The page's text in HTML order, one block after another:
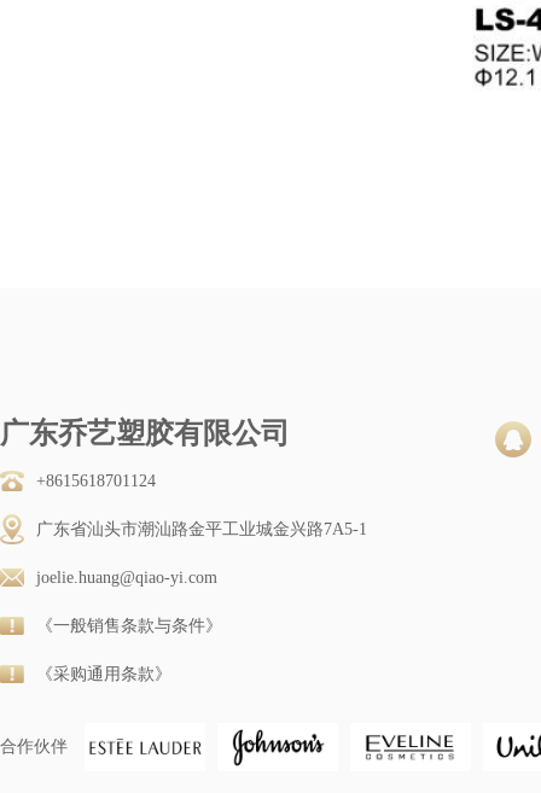
广东乔艺塑胶有限公司
+8615618701124
广东省汕头市潮汕路金平工业城金兴路7A5-1
joelie.huang@qiao-yi.com
《一般销售条款与条件》
《采购通用条款》
合作伙伴